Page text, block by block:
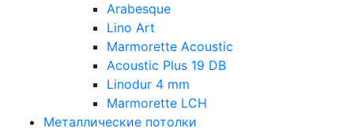
Arabesque
Lino Art
Marmorette Acoustic
Acoustic Plus 19 DB
Linodur 4 mm
Marmorette LCH
Металлические потолки